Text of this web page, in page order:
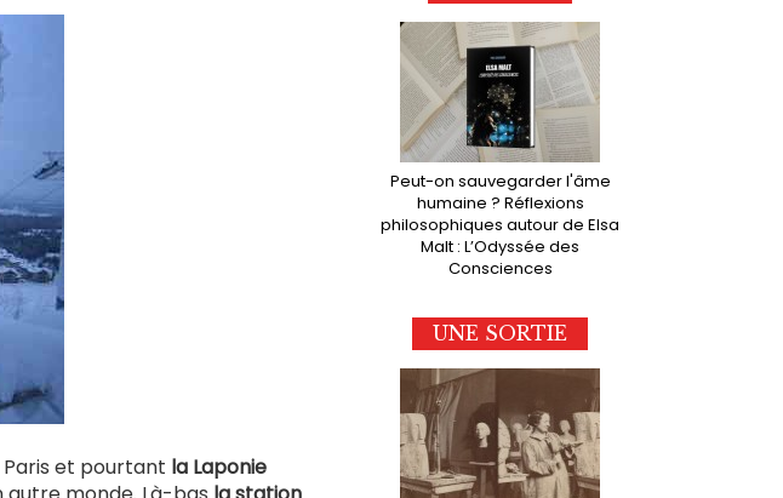
Paris et pourtant la Laponie
Peut-on sauvegarder l'âme
humaine ? Réflexions
philosophiques autour de Elsa
Malt : L’Odyssée des
Consciences
UNE SORTIE